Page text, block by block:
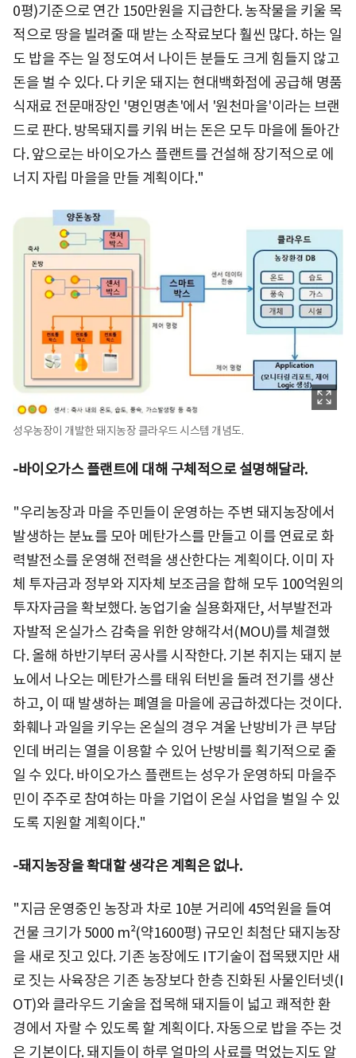
0평)기준으로 연간 150만원을 지급한다. 농작물을 키울 목
적으로 땅을 빌려줄 때 받는 소작료보다 훨씬 많다. 하는 일
도 밥을 주는 일 정도여서 나이든 분들도 크게 힘들지 않고
돈을 벌 수 있다. 다 키운 돼지는 현대백화점에 공급해 명품
식재료 전문매장인 '명인명촌'에서 '원천마을'이라는 브랜
드로 판다. 방목돼지를 키워 버는 돈은 모두 마을에 돌아간
다. 앞으로는 바이오가스 플랜트를 건설해 장기적으로 에
너지 자립 마을을 만들 계획이다."
성우농장이 개발한 돼지농장 클라우드 시스템 개념도.
-바이오가스 플랜트에 대해 구체적으로 설명해달라.
"우리농장과 마을 주민들이 운영하는 주변 돼지농장에서
발생하는 분뇨를 모아 메탄가스를 만들고 이를 연료로 화
력발전소를 운영해 전력을 생산한다는 계획이다. 이미 자
체 투자금과 정부와 지자체 보조금을 합해 모두 100억원의
투자자금을 확보했다. 농업기술 실용화재단, 서부발전과
자발적 온실가스 감축을 위한 양해각서(MOU)를 체결했
다. 올해 하반기부터 공사를 시작한다. 기본 취지는 돼지 분
뇨에서 나오는 메탄가스를 태워 터빈을 돌려 전기를 생산
하고, 이 때 발생하는 폐열을 마을에 공급하겠다는 것이다.
화훼나 과일을 키우는 온실의 경우 겨울 난방비가 큰 부담
인데 버리는 열을 이용할 수 있어 난방비를 획기적으로 줄
일 수 있다. 바이오가스 플랜트는 성우가 운영하되 마을주
민이 주주로 참여하는 마을 기업이 온실 사업을 벌일 수 있
도록 지원할 계획이다."
-돼지농장을 확대할 생각은 계획은 없나.
"지금 운영중인 농장과 차로 10분 거리에 45억원을 들여
건물 크기가 5000 m²(약1600평) 규모인 최첨단 돼지농장
을 새로 짓고 있다. 기존 농장에도 IT기술이 접목됐지만 새
로 짓는 사육장은 기존 농장보다 한층 진화된 사물인터넷(I
OT)와 클라우드 기술을 접목해 돼지들이 넓고 쾌적한 환
경에서 자랄 수 있도록 할 계획이다. 자동으로 밥을 주는 것
은 기본이다. 돼지들이 하루 얼마의 사료를 먹었는지도 알